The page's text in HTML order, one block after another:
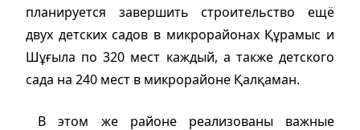
планируется завершить строительство ещё
двух детских садов в микрорайонах Құрамыс и
Шұғыла по 320 мест каждый, а также детского
сада на 240 мест в микрорайоне Қалқаман.
В этом же районе реализованы важные